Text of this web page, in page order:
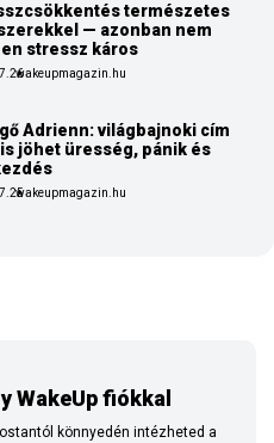
természetes
— azonban nem
stressz káros
wakeupmagazin.hu
Adrienn: világbajnoki cím
jöhet üresség, pánik és
wakeupmagazin.hu
WakeUp fiókkal
könnyedén intézheted a